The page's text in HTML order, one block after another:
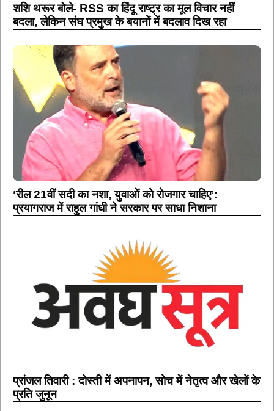
शशि थरूर बोले- RSS का हिंदू राष्ट्र का मूल विचार नहीं
बदला, लेकिन संघ प्रमुख के बयानों में बदलाव दिख रहा
‘रील 21वीं सदी का नशा, युवाओं को रोजगार चाहिए’:
प्रयागराज में राहुल गांधी ने सरकार पर साधा निशाना
प्रांजल तिवारी : दोस्ती में अपनापन, सोच में नेतृत्व और खेलों के
प्रति जुनून